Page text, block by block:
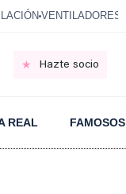
VENTILADORES
Hazte socio
REAL FAMOSOS